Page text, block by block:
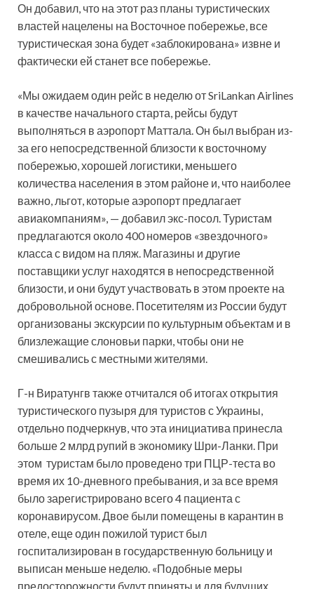
Он добавил, что на этот раз планы туристических
властей нацелены на Восточное побережье, все
туристическая зона будет «заблокирована» извне и
фактически ей станет все побережье.
«Мы ожидаем один рейс в неделю от SriLankan Airlines
в качестве начального старта, рейсы будут
выполняться в аэропорт Маттала. Он был выбран из-
за его непосредственной близости к восточному
побережью, хорошей логистики, меньшего
количества населения в этом районе и, что наиболее
важно, льгот, которые аэропорт предлагает
авиакомпаниям», — добавил экс-посол. Туристам
предлагаются около 400 номеров «звездочного»
класса с видом на пляж. Магазины и другие
поставщики услуг находятся в непосредственной
близости, и они будут участвовать в этом проекте на
добровольной основе. Посетителям из России будут
организованы экскурсии по культурным объектам и в
близлежащие слоновьи парки, чтобы они не
смешивались с местными жителями.
Г-н Виратунгв также отчитался об итогах открытия
туристического пузыря для туристов с Украины,
отдельно подчеркнув, что эта инициатива принесла
больше 2 млрд рупий в экономику Шри-Ланки. При
этом туристам было проведено три ПЦР-теста во
время их 10-дневного пребывания, и за все время
было зарегистрировано всего 4 пациента с
коронавирусом. Двое были помещены в карантин в
отеле, еще один пожилой турист был
госпитализирован в государственную больницу и
выписан меньше неделю. «Подобные меры
предосторожности будут приняты и для будущих